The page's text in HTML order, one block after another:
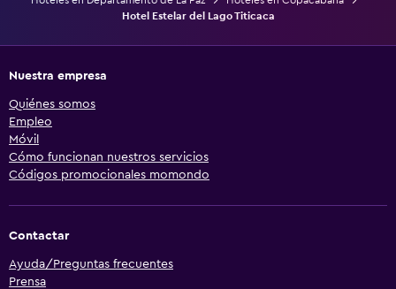
Hotel Estelar del Lago Titicaca
Nuestra empresa
Quiénes somos
Empleo
Móvil
Cómo funcionan nuestros servicios
Códigos promocionales momondo
Contactar
Ayuda/Preguntas frecuentes
Prensa